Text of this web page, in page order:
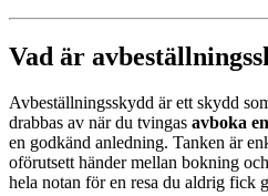
Vad är
Avbeställningsskydd är ett skydd
drabbas av när du tvingas avboka
en godkänd anledning. Tanken är
oförutsett händer mellan bokning
hela notan för en resa du aldrig fick